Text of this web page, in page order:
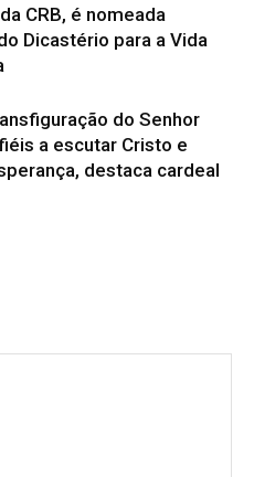
CRB, é nomeada
Dicastério para a Vida
do Senhor
a escutar Cristo e
destaca cardeal